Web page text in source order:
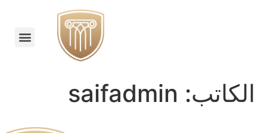
الكاتب: saifadmin